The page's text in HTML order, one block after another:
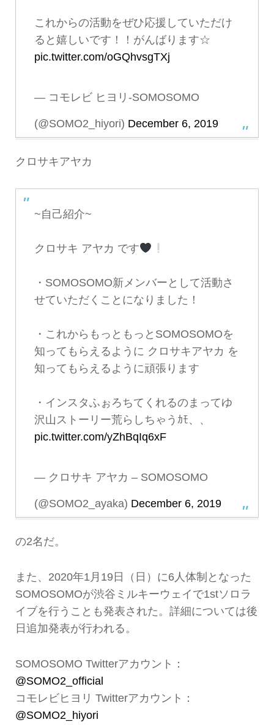
これからの活動をぜひ応援していただけ
ると嬉しいです！！がんばります☆
pic.twitter.com/oGQhvsgTXj
— コモレビ ヒヨリ-SOMOSOMO
(@SOMO2_hiyori) December 6, 2019
クロサキアヤカ
~自己紹介~
クロサキ アヤカ です
・SOMOSOMO新メンバーとして活動さ
せていただくことになりました！
・これからもっともっとSOMOSOMOを
知ってもらえるように クロサキアヤカ を
知ってもらえるように頑張ります
・インスタふぉろちてくれるのまってゆ
沢山ストーリー荒らしちゃうｶﾓ、、
pic.twitter.com/yZhBqIq6xF
— クロサキ アヤカ – SOMOSOMO
(@SOMO2_ayaka) December 6, 2019
の2名だ。
また、2020年1月19日（日）に6人体制となった
SOMOSOMOが渋谷ミルキーウェイで1stソロラ
イブを行うことも発表された。詳細については後
日追加発表が行われる。
SOMOSOMO Twitterアカウント：
@SOMO2_official
コモレビヒヨリ Twitterアカウント：
@SOMO2_hiyori